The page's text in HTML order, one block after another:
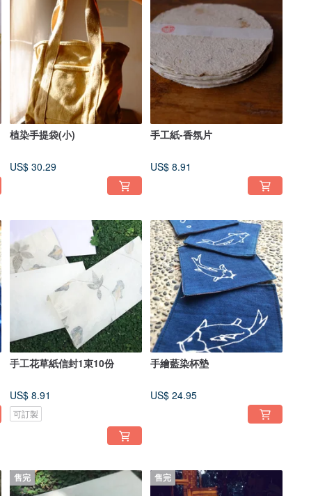
植染手提袋(小)
US$ 30.29
手工紙-香氛片
US$ 8.91
手工花草紙信封1束10份
US$ 8.91
可訂製
手繪藍染杯墊
US$ 24.95
售完 售完